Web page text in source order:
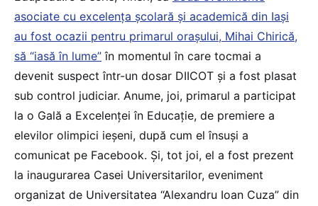
asociate cu excelența școlară și academică din Iași
au fost ocazii pentru primarul orașului, Mihai Chirică,
să “iasă în lume” în momentul în care tocmai a
devenit suspect într-un dosar DIICOT și a fost plasat
sub control judiciar. Anume, joi, primarul a participat
la o Gală a Excelenței în Educație, de premiere a
elevilor olimpici ieșeni, după cum el însuși a
comunicat pe Facebook. Și, tot joi, el a fost prezent
la inaugurarea Casei Universitarilor, eveniment
organizat de Universitatea “Alexandru Ioan Cuza” din